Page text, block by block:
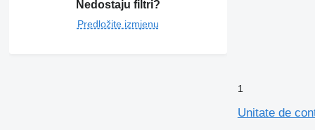
Nedostaju filtri?
Predložite izmjenu
1
Unitate de